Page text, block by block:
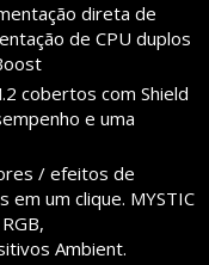
direta de
de CPU duplos
cobertos com Shield
e uma
/ efeitos de
em um clique. MYSTIC
Ambient.